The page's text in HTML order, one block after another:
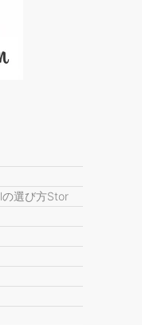
選び方Stor